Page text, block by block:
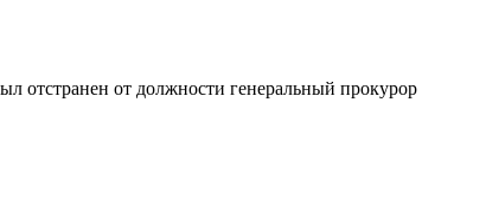
отстранен от должности генеральный прокурор